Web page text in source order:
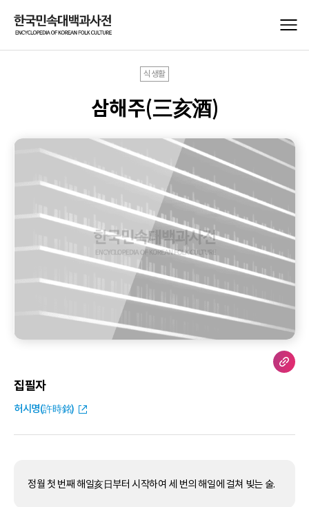
식생활
삼해주(三亥酒)
집필자
허시명(許時銘)
정월 첫 번째 해일亥日부터 시작하여 세 번의 해일에 걸쳐 빚는 술.